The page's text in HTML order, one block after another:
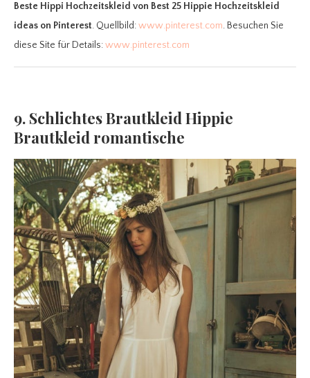
Beste Hippi Hochzeitskleid von Best 25 Hippie Hochzeitskleid
ideas on Pinterest. Quellbild:www.pinterest.com. Besuchen Sie
diese Site für Details:www.pinterest.com
9. Schlichtes Brautkleid Hippie
Brautkleid romantische